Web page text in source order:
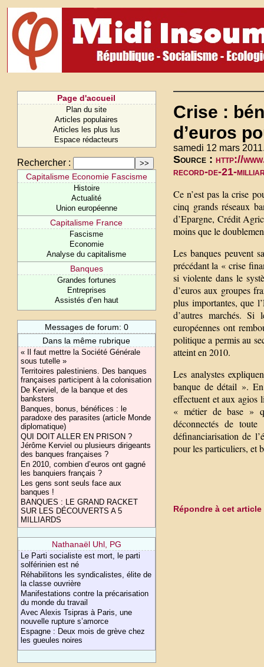
Page d'accueil
Plan du site
Articles populaires
Articles les plus lus
Espace rédacteurs
Rechercher :
Capitalisme Economie Fascisme
Histoire
Actualité
Union européenne
Capitalisme France
Fascisme
Economie
Analyse du capitalisme
Banques
Grandes fortunes
Entreprises
Assistés d’en haut
Messages de forum: 0
Dans la même rubrique
« Il faut mettre la Société Générale
sous tutelle »
Territoires palestiniens. Des banques
françaises participent à la colonisation
De Kerviel, de la banque et des
banksters
Banques, bonus, bénéfices : le
paradoxe des parasites (article Monde
diplomatique)
QUI DOIT ALLER EN PRISON ?
Jérôme Kerviel ou plusieurs dirigeants
des banques françaises ?
En 2010, combien d’euros ont gagné
les banquiers français ?
Les gens sont seuls face aux
banques !
BANQUES : LE GRAND RACKET
SUR LES DÉCOUVERTS A 5
MILLIARDS
Nathanaël Uhl, PG
Le Parti socialiste est mort, le parti
solférinien est né
Réhabilitons les syndicalistes, élite de
la classe ouvrière
Manifestations contre la précarisation
du monde du travail
Avec Alexis Tsipras à Paris, une
nouvelle rupture s’amorce
Espagne : Deux mois de grève chez
les gueules noires
Crise :
d’euros
samedi 12 mars
Source : http://
record-de-21-
Ce n’est pas la crise
cinq grands réseaux
d’Epargne, Crédit
moins que le
Les banques peuvent
précédant la « crise
si violente dans le
d’euros aux groupes
plus importantes, que
d’autres marchés. Si
européennes ont
politique a permis au
atteint en 2010.
Les analystes
banque de détail ».
effectuent et aux agios
« métier de base »
déconnectés de
définanciarisation de
pour les particuliers, et
Répondre à cet article